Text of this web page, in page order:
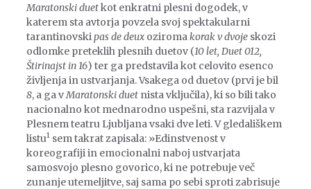
Maratonski duetkot enkratni plesni dogodek, v
katerem sta avtorja povzela svoj spektakularni
tarantinovskipas de deuxoziromakorak v dvojeskozi
odlomke preteklih plesnih duetov (10 let, Duet 012,
Štirinajst in 16) ter ga predstavila kot celovito esenco
življenja in ustvarjanja. Vsakega od duetov (prvi je bil
8, a ga vMaratonski duetnista vključila), ki so bili tako
nacionalno kot mednarodno uspešni, sta razvijala v
Plesnem teatru Ljubljana vsaki dve leti. V gledališkem
listu1sem takrat zapisala: »Edinstvenost v
koreografiji in emocionalni naboj ustvarjata
samosvojo plesno govorico, ki ne potrebuje več
zunanje utemeljitve, saj sama po sebi sproti zabrisuje